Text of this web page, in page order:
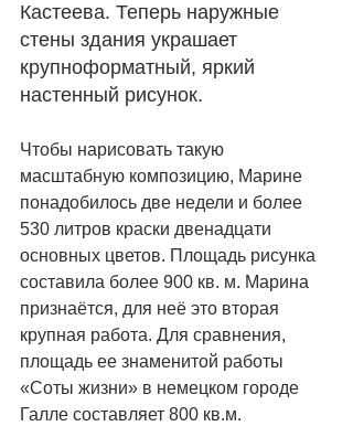
Кастеева. Теперь наружные
стены здания украшает
крупноформатный, яркий
настенный рисунок.
Чтобы нарисовать такую
масштабную композицию, Марине
понадобилось две недели и более
530 литров краски двенадцати
основных цветов. Площадь рисунка
составила более 900 кв. м. Марина
признаётся, для неё это вторая
крупная работа. Для сравнения,
площадь ее знаменитой работы
«Соты жизни» в немецком городе
Галле составляет 800 кв.м.